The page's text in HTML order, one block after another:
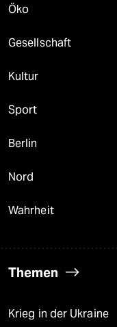
Öko
Gesellschaft
Kultur
Sport
Berlin
Nord
Wahrheit
Themen
Krieg in der Ukraine